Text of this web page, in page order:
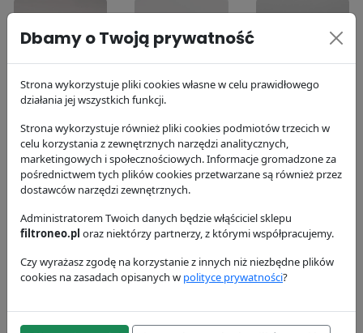
Filtr paliwa
P502420
Donaldson
43.76 zł
Filtr oleju silnika
P554407
Donaldson
41.23 zł
Filtr
P762860
Donaldson
125.03 zł
dokładny
P551354
Dbamy o Twoją prywatność
Strona wykorzystuje pliki cookies własne w celu prawidłowego
działania jej wszystkich funkcji.
Strona wykorzystuje również pliki cookies podmiotów trzecich w
celu korzystania z zewnętrznych narzędzi analitycznych,
marketingowych i społecznościowych. Informacje gromadzone za
pośrednictwem tych plików cookies przetwarzane są również przez
dostawców narzędzi zewnętrznych.
Administratorem Twoich danych będzie włąściciel sklepu
filtroneo.pl oraz niektórzy partnerzy, z którymi współpracujemy.
Czy wyrażasz zgodę na korzystanie z innych niż niezbędne plików
cookies na zasadach opisanych w polityce prywatności?